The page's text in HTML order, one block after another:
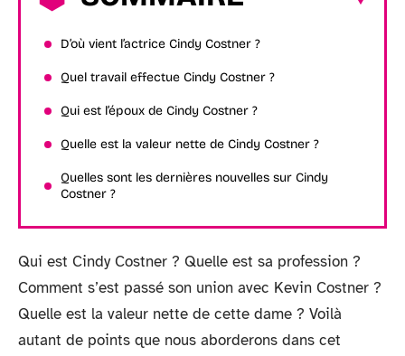
D’où vient l’actrice Cindy Costner ?
Quel travail effectue Cindy Costner ?
Qui est l’époux de Cindy Costner ?
Quelle est la valeur nette de Cindy Costner ?
Quelles sont les dernières nouvelles sur Cindy
Costner ?
Qui est Cindy Costner ? Quelle est sa profession ?
Comment s’est passé son union avec Kevin Costner ?
Quelle est la valeur nette de cette dame ? Voilà
autant de points que nous aborderons dans cet